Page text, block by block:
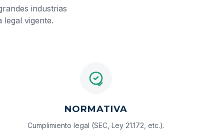
industrias
legal vigente.
NORMATIVA
Cumplimiento legal (SEC, Ley 21.172, etc.).